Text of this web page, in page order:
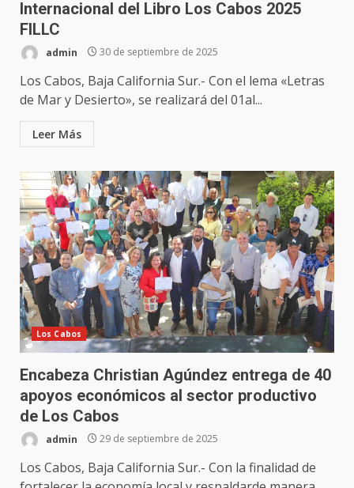
Internacional del Libro Los Cabos 2025
FILLC
admin 30 de septiembre de 2025
Los Cabos, Baja California Sur.- Con el lema «Letras
de Mar y Desierto», se realizará del 01al...
Leer Más
Los Cabos
Encabeza Christian Agúndez entrega de 40
apoyos económicos al sector productivo
de Los Cabos
admin 29 de septiembre de 2025
Los Cabos, Baja California Sur.- Con la finalidad de